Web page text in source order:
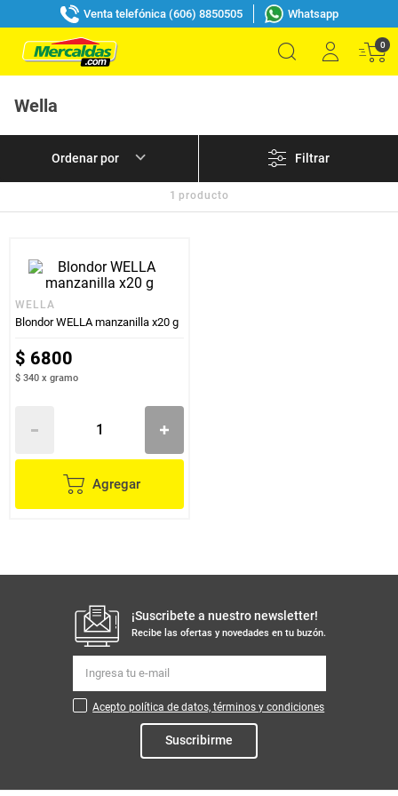
Venta telefónica (606) 8850505 Whatsapp
0
Wella
Filtrar
1 producto
WELLA
Blondor WELLA manzanilla x20 g
$ 6800
$ 340 x gramo
Agregar
¡Suscribete a nuestro newsletter!
Recibe las ofertas y novedades en tu buzón.
Acepto política de datos, términos y condiciones
Suscribirme